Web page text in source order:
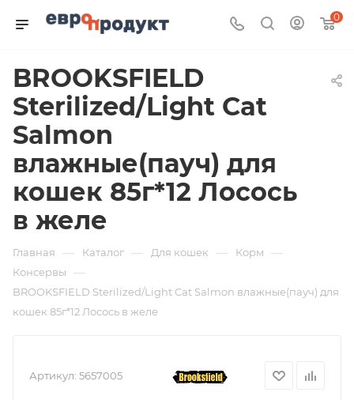
0
BROOKSFIELD
Sterilized/Light Cat
Salmon
влажные(пауч) для
кошек 85г*12 Лосось
в желе
Главная — Каталог — Для кошек — Корм —
Консервы —
BROOKSFIELD Sterilized/Light Cat Salmon влажные(пауч) для
кошек 85г*12 Лосось в желе
Артикул: 5657005